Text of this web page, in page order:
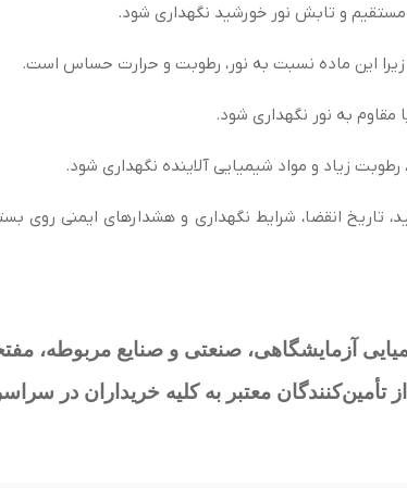
و تابش نور خورشید نگهداری شود.
این ماده نسبت به نور، رطوبت و حرارت حساس است.
به نور نگهداری شود.
زیاد و مواد شیمیایی آلاینده نگهداری شود.
آزمایشگاهی، صنعتی و صنایع مربوطه،
معتبر به کلیه خریداران در